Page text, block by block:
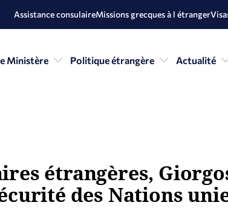
Assistance consulaireMissions grecques à l étranger
Ministère Politique étrangère Actualité
étrangères,
des Nations